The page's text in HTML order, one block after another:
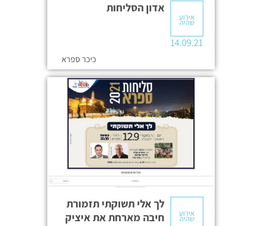
אדון הסליחות
כיכר ספרא
אירוע
שהיה
14.09.21
לך אלי תשוקתי תזמורת
חיבה מארחת את איציק
אירוע
שהיה